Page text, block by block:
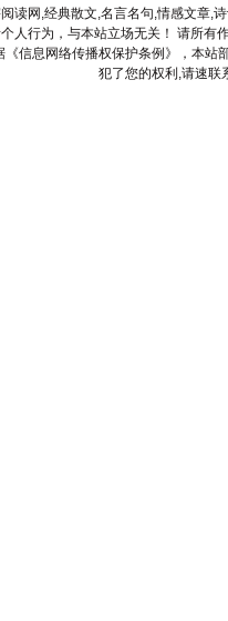
读网,经典散文,名言名句,情感文章,
人行为，与本站立场无关！ 请所
信息网络传播权保护条例》，本
犯了您的权利,请速联